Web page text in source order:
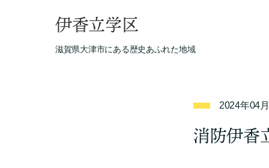
伊香立学区
滋賀県大津市にある歴史あふれた地域
2024年04
消防伊香